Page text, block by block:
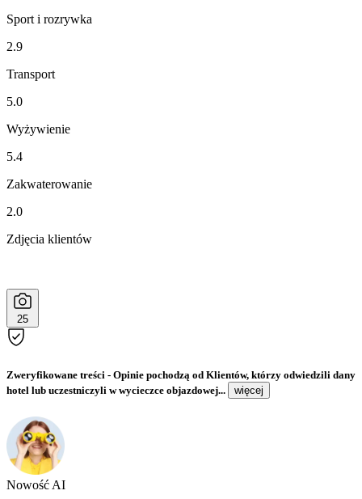
Sport i rozrywka
2.9
Transport
5.0
Wyżywienie
5.4
Zakwaterowanie
2.0
Zdjęcia klientów
25
Zweryfikowane treści - Opinie pochodzą od Klientów, którzy odwiedzili dany
hotel lub uczestniczyli w wycieczce objazdowej...
więcej
Nowość AI